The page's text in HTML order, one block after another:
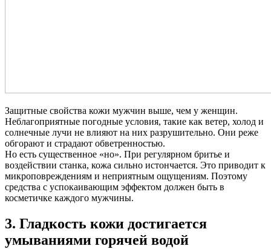
Защитные свойства кожи мужчин выше, чем у женщин.
Неблагоприятные погодные условия, такие как ветер, холод и
солнечные лучи не влияют на них разрушительно. Они реже
обгорают и страдают обветренностью.
Но есть существенное «но». При регулярном бритье и
воздействии станка, кожа сильно истончается. Это приводит к
микроповреждениям и неприятным ощущениям. Поэтому
средства с успокаивающим эффектом должен быть в
косметичке каждого мужчины.
3. Гладкость кожи достигается
умываниями горячей водой